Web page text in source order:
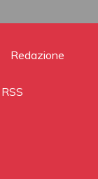
Redazione
RSS